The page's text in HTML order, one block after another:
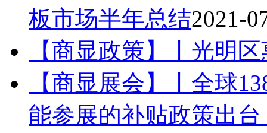
板市场半年总结2021-
【商显政策】丨光明
【商显展会】丨全球
能参展的补贴政策出台